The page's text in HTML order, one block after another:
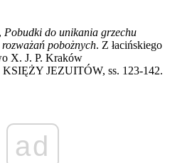
Pobudki do unikania grzechu
pobożnych. Z łacińskiego
X. J. P. Kraków
JEZUITÓW, ss. 123-142.
ad